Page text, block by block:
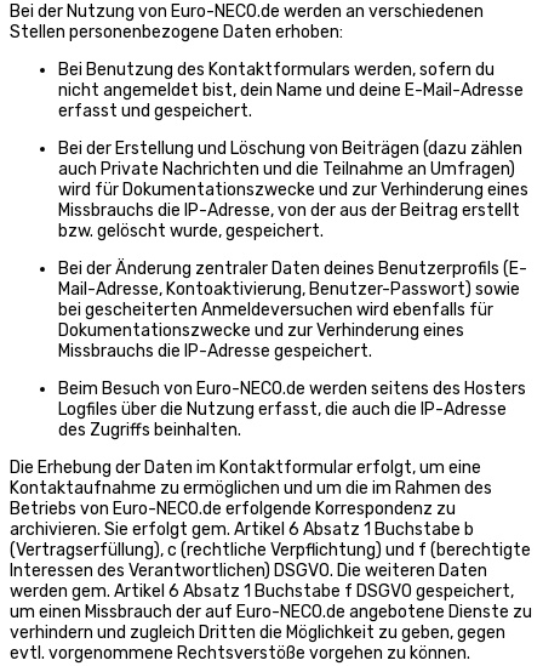
Bei der Nutzung von Euro-NECO.de werden an verschiedenen
Stellen personenbezogene Daten erhoben:
Bei Benutzung des Kontaktformulars werden, sofern du
nicht angemeldet bist, dein Name und deine E-Mail-Adresse
erfasst und gespeichert.
Bei der Erstellung und Löschung von Beiträgen (dazu zählen
auch Private Nachrichten und die Teilnahme an Umfragen)
wird für Dokumentationszwecke und zur Verhinderung eines
Missbrauchs die IP-Adresse, von der aus der Beitrag erstellt
bzw. gelöscht wurde, gespeichert.
Bei der Änderung zentraler Daten deines Benutzerprofils (E-
Mail-Adresse, Kontoaktivierung, Benutzer-Passwort) sowie
bei gescheiterten Anmeldeversuchen wird ebenfalls für
Dokumentationszwecke und zur Verhinderung eines
Missbrauchs die IP-Adresse gespeichert.
Beim Besuch von Euro-NECO.de werden seitens des Hosters
Logfiles über die Nutzung erfasst, die auch die IP-Adresse
des Zugriffs beinhalten.
Die Erhebung der Daten im Kontaktformular erfolgt, um eine
Kontaktaufnahme zu ermöglichen und um die im Rahmen des
Betriebs von Euro-NECO.de erfolgende Korrespondenz zu
archivieren. Sie erfolgt gem. Artikel 6 Absatz 1 Buchstabe b
(Vertragserfüllung), c (rechtliche Verpflichtung) und f (berechtigte
Interessen des Verantwortlichen) DSGVO. Die weiteren Daten
werden gem. Artikel 6 Absatz 1 Buchstabe f DSGVO gespeichert,
um einen Missbrauch der auf Euro-NECO.de angebotene Dienste zu
verhindern und zugleich Dritten die Möglichkeit zu geben, gegen
evtl. vorgenommene Rechtsverstöße vorgehen zu können.